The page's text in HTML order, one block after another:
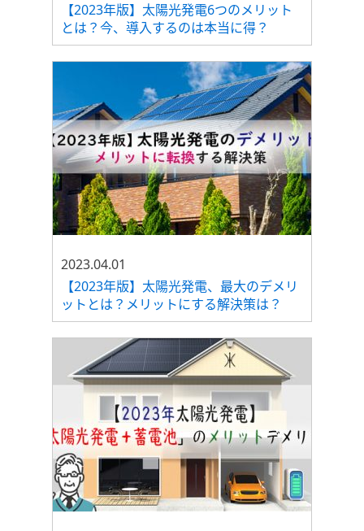
【2023年版】太陽光発電6つのメリット
とは？今、導入するのは本当に得？
2023.04.01
【2023年版】太陽光発電、最大のデメリ
ットとは？メリットにする解決策は？